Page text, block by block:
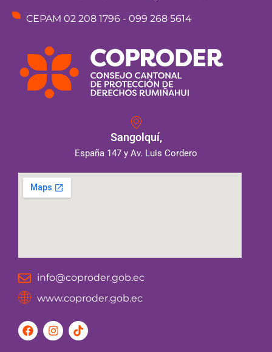
CEPAM 02 208 1796 - 099 268 5614
Sangolquí,
España 147 y Av. Luis Cordero
info@coproder.gob.ec
www.coproder.gob.ec
F
a
I
n
T
i